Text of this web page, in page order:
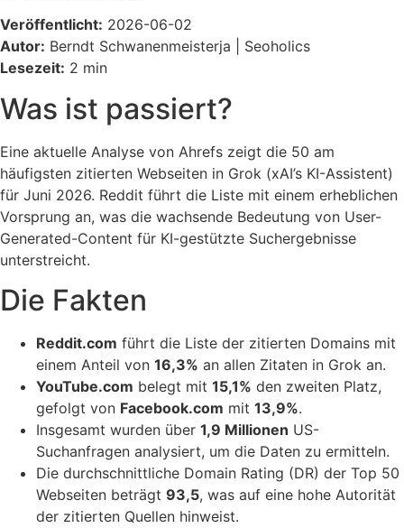
Veröffentlicht: 2026-06-02
Autor: Berndt Schwanenmeisterja | Seoholics
Lesezeit: 2 min
Was ist passiert?
Eine aktuelle Analyse von Ahrefs zeigt die 50 am
häufigsten zitierten Webseiten in Grok (xAI’s KI-Assistent)
für Juni 2026. Reddit führt die Liste mit einem erheblichen
Vorsprung an, was die wachsende Bedeutung von User-
Generated-Content für KI-gestützte Suchergebnisse
unterstreicht.
Die Fakten
Reddit.com führt die Liste der zitierten Domains mit
einem Anteil von 16,3% an allen Zitaten in Grok an.
YouTube.com belegt mit 15,1% den zweiten Platz,
gefolgt von Facebook.com mit 13,9%.
Insgesamt wurden über 1,9 Millionen US-
Suchanfragen analysiert, um die Daten zu ermitteln.
Die durchschnittliche Domain Rating (DR) der Top 50
Webseiten beträgt 93,5, was auf eine hohe Autorität
der zitierten Quellen hinweist.